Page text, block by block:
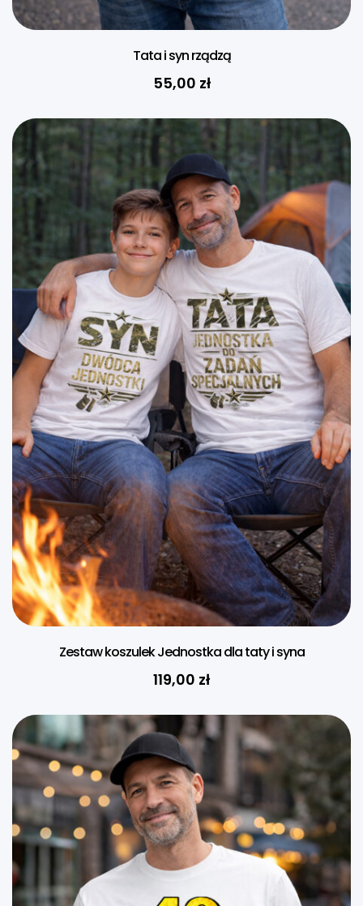
Tata i syn rządzą
55,00 zł
Zestaw koszulek Jednostka dla taty i syna
119,00 zł